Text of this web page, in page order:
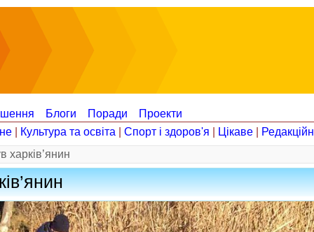
Блоги Поради
Проекти
Культура та освіта Спорт і здоров'я Цікаве
харків’янин